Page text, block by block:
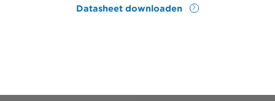
Datasheet downloaden